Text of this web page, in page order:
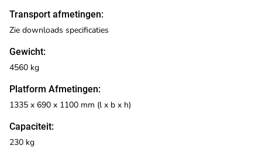
Transport afmetingen:
Gewicht:
Platform Afmetingen:
Capaciteit:
Zie downloads specificaties
4560 kg
1335 x 690 x 1100 mm (l x b x h)
230 kg